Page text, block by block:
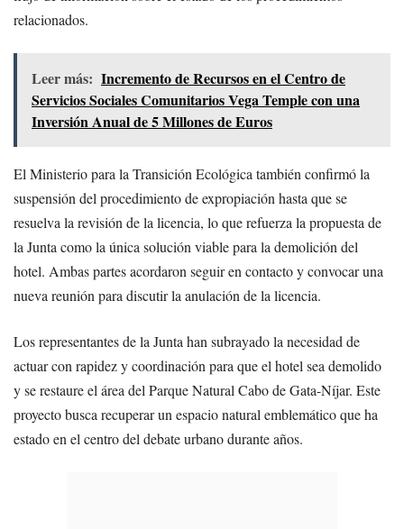
relacionados.
Leer más: Incremento de Recursos en el Centro de
Servicios Sociales Comunitarios Vega Temple con una
Inversión Anual de 5 Millones de Euros
El Ministerio para la Transición Ecológica también confirmó la
suspensión del procedimiento de expropiación hasta que se
resuelva la revisión de la licencia, lo que refuerza la propuesta de
la Junta como la única solución viable para la demolición del
hotel. Ambas partes acordaron seguir en contacto y convocar una
nueva reunión para discutir la anulación de la licencia.
Los representantes de la Junta han subrayado la necesidad de
actuar con rapidez y coordinación para que el hotel sea demolido
y se restaure el área del Parque Natural Cabo de Gata-Níjar. Este
proyecto busca recuperar un espacio natural emblemático que ha
estado en el centro del debate urbano durante años.